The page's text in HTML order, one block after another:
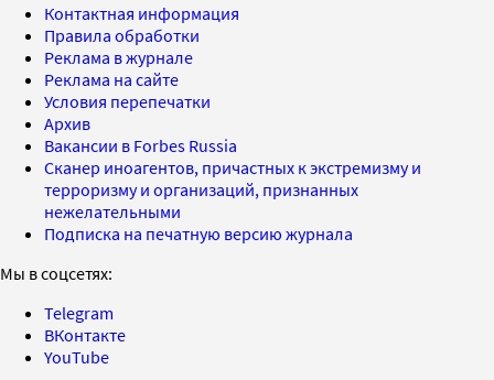
Контактная информация
Правила обработки
Реклама в журнале
Реклама на сайте
Условия перепечатки
Архив
Вакансии в Forbes Russia
Сканер иноагентов, причастных к экстремизму и
терроризму и организаций, признанных
нежелательными
Подписка на печатную версию журнала
Мы в соцсетях:
Telegram
ВКонтакте
YouTube